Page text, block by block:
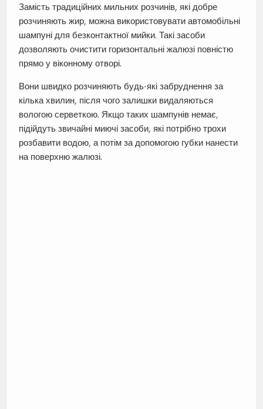
Замість традиційних мильних розчинів, які добре
розчиняють жир, можна використовувати автомобільні
шампуні для безконтактної мийки. Такі засоби
дозволяють очистити горизонтальні жалюзі повністю
прямо у віконному отворі.
Вони швидко розчиняють будь-які забруднення за
кілька хвилин, після чого залишки видаляються
вологою серветкою. Якщо таких шампунів немає,
підійдуть звичайні миючі засоби, які потрібно трохи
розбавити водою, а потім за допомогою губки нанести
на поверхню жалюзі.